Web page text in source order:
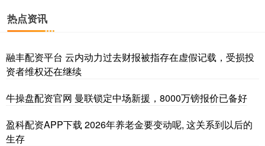
热点资讯
融丰配资平台 云内动力过去财报被指存在虚假记载，受损投
资者维权还在继续
牛操盘配资官网 曼联锁定中场新援，8000万镑报价已备好
盈科配资APP下载 2026年养老金要变动呢, 这关系到以后的
生存